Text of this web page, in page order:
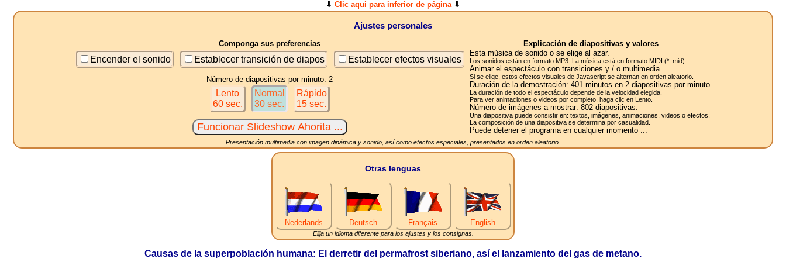
⇓ Clic aqui para inferior de página⇓
Ajustes personales
Componga sus preferencias
Encender el sonido Establecer transición de diapos Establecer efectos visuales
Número de diapositivas por minuto: 2
Lento
60 sec.
Normal
30 sec.
Rápido
15 sec.
Explicación de diapositivas y valores
Esta música de sonido o se elige al azar.
Los sonidos están en formato MP3. La música está en formato MIDI (* .mid).
Animar el espectáculo con transiciones y / o multimedia.
Si se elige, estos efectos visuales de Javascript se alternan en orden aleatorio.
Duración de la demostración: 401 minutos en 2 diapositivas por minuto.
La duración de todo el espectáculo depende de la velocidad elegida.
Para ver animaciones o videos por completo, haga clic en Lento.
Número de imágenes a mostrar: 802diapositivas.
Una diapositiva puede consistir en: textos, imágenes, animaciones, videos o efectos.
La composición de una diapositiva se determina por casualidad.
Puede detener el programa en cualquier momento ...
Presentación multimedia con imagen dinámica y sonido, así como efectos especiales, presentados en orden aleatorio.
Otras lenguas
Nederlands Deutsch Français English
Elija un idioma diferente para los ajustes y los consignas.
Causas de la superpoblación humana: El derretir del permafrost siberiano, así el lanzamiento del gas de metano.